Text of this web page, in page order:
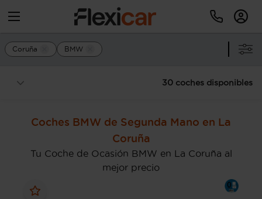
Coruña BMW
30 coches disponibles
Coches BMW de Segunda Mano en La
Coruña
Tu Coche de Ocasión BMW en La Coruña al
mejor precio